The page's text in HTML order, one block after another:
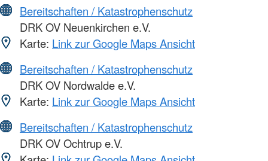
Bereitschaften / Katastrophenschutz
DRK OV Neuenkirchen e.V.
Karte: Link zur Google Maps Ansicht
Bereitschaften / Katastrophenschutz
DRK OV Nordwalde e.V.
Karte: Link zur Google Maps Ansicht
Bereitschaften / Katastrophenschutz
DRK OV Ochtrup e.V.